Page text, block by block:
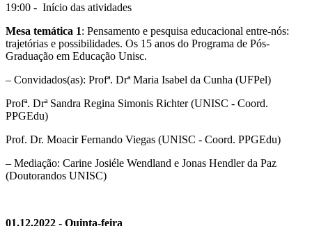
19:00 - Início das atividades
Mesa temática 1: Pensamento e pesquisa educacional entre-nós:
trajetórias e possibilidades. Os 15 anos do Programa de Pós-
Graduação em Educação Unisc.
– Convidados(as): Profª. Drª Maria Isabel da Cunha (UFPel)
Profª. Drª Sandra Regina Simonis Richter (UNISC - Coord.
PPGEdu)
Prof. Dr. Moacir Fernando Viegas (UNISC - Coord. PPGEdu)
– Mediação: Carine Josiéle Wendland e Jonas Hendler da Paz
(Doutorandos UNISC)
01.12.2022 - Quinta-feira